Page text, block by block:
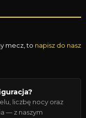
mecz, to napisz do nasz
liczbę nocy oraz
— z naszym